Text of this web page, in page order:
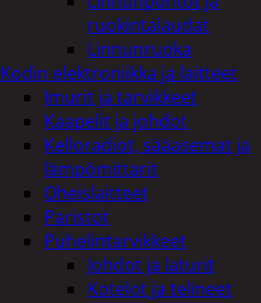
ruokintalaudat
Linnunruoka
Kodin elektroniikka ja laitteet
Imurit ja tarvikkeet
Kaapelit ja johdot
Kelloradiot, sääasemat ja
lämpömittarit
Oheislaitteet
Paristot
Puhelintarvikkeet
Johdot ja laturit
Kotelot ja telineet